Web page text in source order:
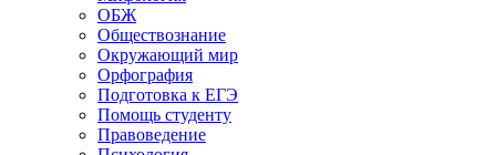
ОБЖ
Обществознание
Окружающий мир
Орфография
Подготовка к ЕГЭ
Помощь студенту
Правоведение